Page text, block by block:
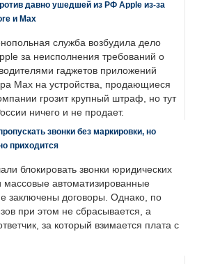
давно ушедшей из РФ Apple из-за
и Max
служба возбудила дело
за неисполнения требований о
гаджетов приложений
Max на устройства, продающиеся
грозит крупный штраф, но тут
ничего и не продает.
звонки без маркировки, но
приходится
блокировать звонки юридических
массовые автоматизированные
заключены договоры. Однако, по
при этом не сбрасывается, а
за который взимается плата с